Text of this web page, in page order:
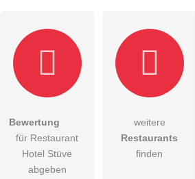
Hiermit akzeptiere ich dieAGB
DieDatenschutzerklärung habe ich zur
Bewertung
für Restaurant
Hotel Stüve
abgeben
weitere
Restaurants
finden